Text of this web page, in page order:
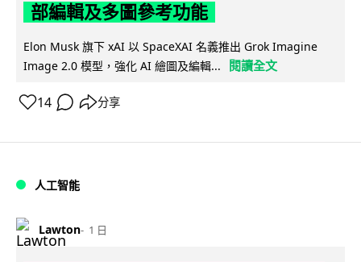
部編輯及多圖參考功能
Elon Musk 旗下 xAI 以 SpaceXAI 名義推出 Grok Imagine
Image 2.0 模型，強化 AI 繪圖及編輯...
閱讀全文
14 分享
人工智能
Lawton 1 日